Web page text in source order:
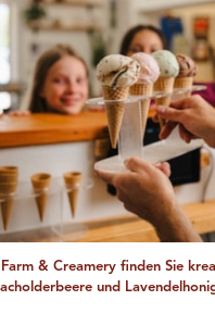
& Creamery finden Sie
und